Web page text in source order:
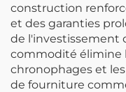
construction
et des garanties
de l'investissement
commodité élimine
chronophages et
de fourniture